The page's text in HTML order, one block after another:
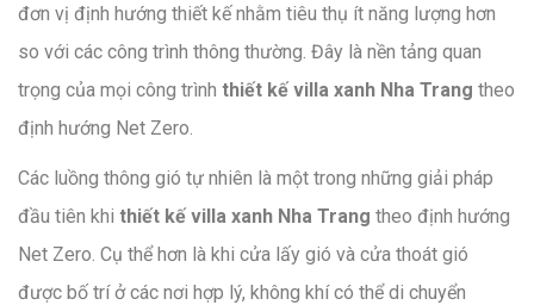
đơn vị định hướng thiết kế nhằm tiêu thụ ít năng lượng hơn
so với các công trình thông thường. Đây là nền tảng quan
trọng của mọi công trình thiết kế villa xanh Nha Trang theo
định hướng Net Zero.
Các luồng thông gió tự nhiên là một trong những giải pháp
đầu tiên khi thiết kế villa xanh Nha Trang theo định hướng
Net Zero. Cụ thể hơn là khi cửa lấy gió và cửa thoát gió
được bố trí ở các nơi hợp lý, không khí có thể di chuyển